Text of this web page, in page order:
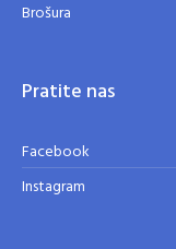
Brošura
Pratite nas
Facebook
Instagram